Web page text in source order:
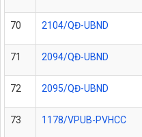
70 2104/QĐ-UBND
71 2094/QĐ-UBND
72 2095/QĐ-UBND
73 1178/VPUB-PVHCC